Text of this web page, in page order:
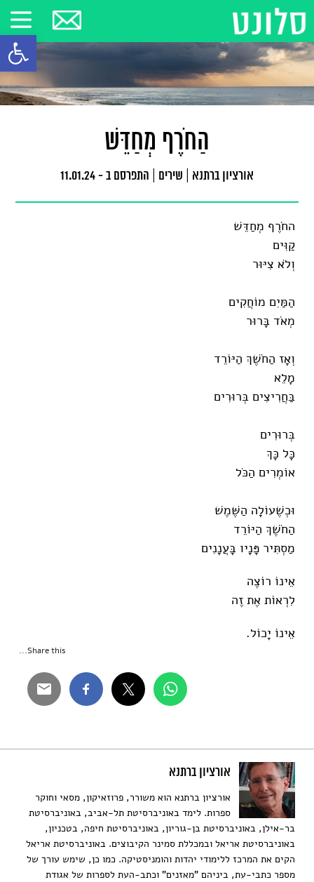
פתח
הַחֹרֶף מְחַדֵּשׁ
אורציון ברתנא שירים התפרסם ב - 11.01.24
החֹרֶף מְחַדֵּשׁ
קַוִּים
וְלֹא צִיּוּר
הַמַּיִם מוֹחֲקִים
מְאֹד בָּרוּר
וְאָז הַחֹשֶׁךְ הַיּוֹרֵד
מָלֵא
בַּחֲרִיצִים בְּרוּרִים
בְּרוּרִים
כָּל כָּךְ
אוֹמְרִים הַכֹּל
וּכְשֶׁעוֹלָה הַשֶּׁמֶשׁ
הַחֹשֶׁךְ הַיּוֹרֵד
מַסְתִּיר פָּנָיו בָּעֲנָנִים
אֵינוֹ רוֹצֶה
לִרְאוֹת אֶת זֶה
אֵינוֹ יָכוֹל.
Share this...
אורציון ברתנא
אורציון ברתנא הוא משורר, פרוזאיקון, מסאי וחוקר
ספרות. לימד באוניברסיטת תל-אביב, באוניברסיטת
בר-אילן, באוניברסיטת בן-גוריון, באוניברסיטת חיפה, בטכניון,
באוניברסיטת אריאל ובמכללת סמינר הקיבוצים. באוניברסיטת אריאל
הקים את המרכז ללימודי יהדות והומניסטיקה. כמו כן, שימש עורך של
מספר כתבי-עת, ביניהם "מאזנים" וכתב-העת לספרות של אגודת